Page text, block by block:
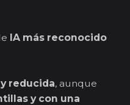
IA más reconocido
reducida, aunque
y con una